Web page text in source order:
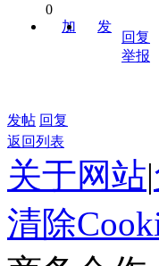
0
加
发
回复
举报
发帖 回复
返回列表
关于网站|
清除